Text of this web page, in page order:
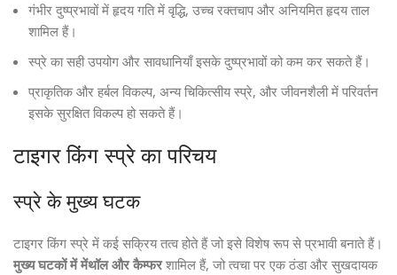
गंभीर दुष्प्रभावों में हृदय गति में वृद्धि, उच्च रक्तचाप और अनियमित हृदय ताल
शामिल हैं।
स्प्रे का सही उपयोग और सावधानियाँ इसके दुष्प्रभावों को कम कर सकते हैं।
प्राकृतिक और हर्बल विकल्प, अन्य चिकित्सीय स्प्रे, और जीवनशैली में परिवर्तन
इसके सुरक्षित विकल्प हो सकते हैं।
टाइगर किंग स्प्रे का परिचय
स्प्रे के मुख्य घटक
टाइगर किंग स्प्रे में कई सक्रिय तत्व होते हैं जो इसे विशेष रूप से प्रभावी बनाते हैं।
मुख्य घटकों में मेंथॉल और कैम्फरशामिल हैं, जो त्वचा पर एक ठंडा और सुखदायक